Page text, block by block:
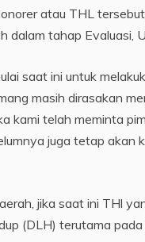
atau THL
tahap Evaluasi,
saat ini untuk
masih dirasakan
kami telah meminta
juga tetap akan
jika saat ini THl
(DLH) terutama